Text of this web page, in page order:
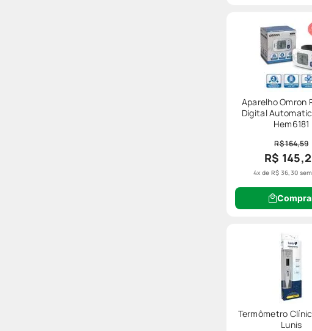
Viu só quantas opções? Então, explore todos os produtos
Aparelho Omron
Digital
Hem6181
R$ 164,59
R$
4x de R$ 36,30
Termômetro
Lunis